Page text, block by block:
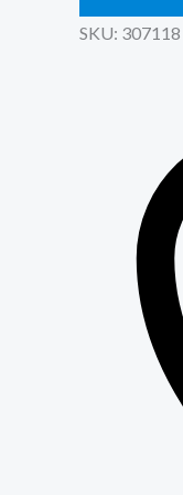
SKU: 307118